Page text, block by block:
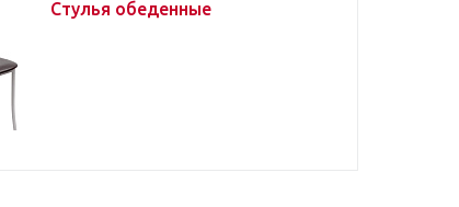
Стулья обеденные